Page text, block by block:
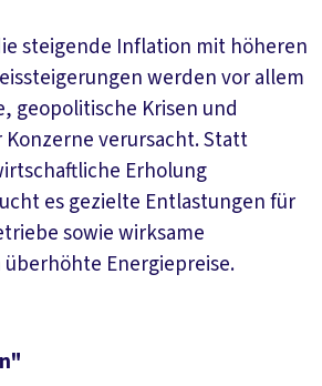
steigende Inflation mit höheren
werden vor allem
geopolitische Krisen und
verursacht. Statt
Erholung
es gezielte Entlastungen für
sowie wirksame
Energiepreise.